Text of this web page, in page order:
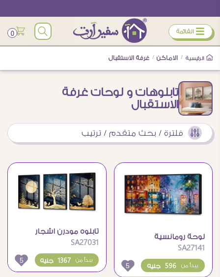
ÿ القائمة 0
الرئيسية / الاماكن / غرفة الاستقبال
تابلوهات و لوحات غرفة
الاستقبال
فلترة / بحث متقدم / ترتيب
لوحة رومانسية
SA27141
596 جنيه يبدأ من 5
تابلوه مودرن اشجار
وطيور
SA27031
1367 جنيه يبدأ من 5